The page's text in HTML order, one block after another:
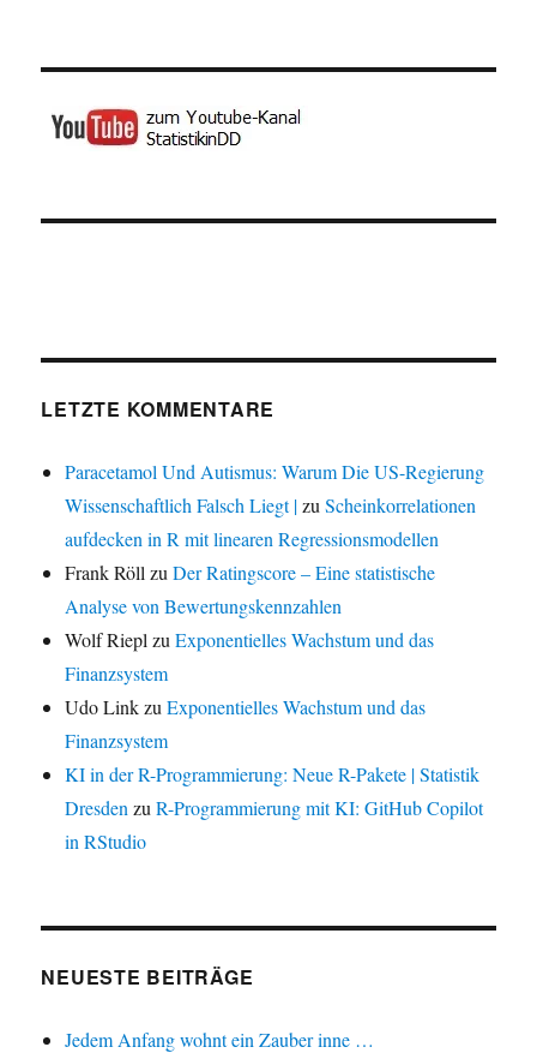
LETZTE KOMMENTARE
Paracetamol Und Autismus: Warum Die US-Regierung
Wissenschaftlich Falsch Liegt |zuScheinkorrelationen
aufdecken in R mit linearen Regressionsmodellen
Frank Röll zuDer Ratingscore – Eine statistische
Analyse von Bewertungskennzahlen
Wolf Riepl zuExponentielles Wachstum und das
Finanzsystem
Udo LinkzuExponentielles Wachstum und das
Finanzsystem
KI in der R-Programmierung: Neue R-Pakete | Statistik
Dresden zuR-Programmierung mit KI: GitHub Copilot
in RStudio
NEUESTE BEITRÄGE
Jedem Anfang wohnt ein Zauber inne …